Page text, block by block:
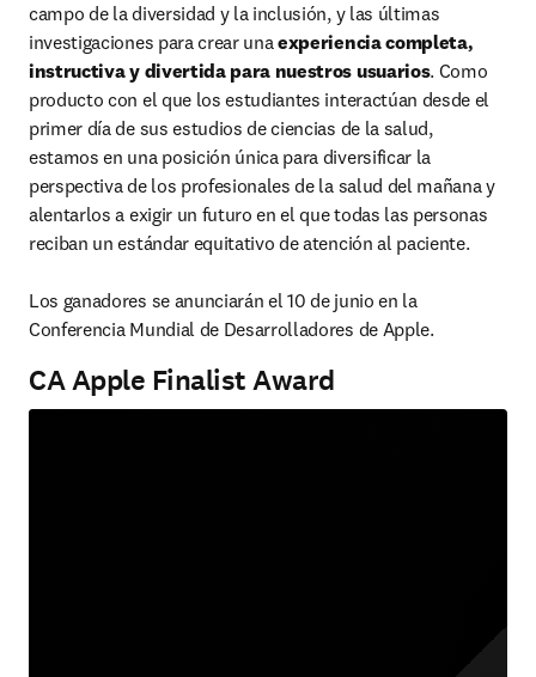
campo de la diversidad y la inclusión, y las últimas
investigaciones para crear una experiencia completa,
instructiva y divertida para nuestros usuarios. Como
producto con el que los estudiantes interactúan desde el
primer día de sus estudios de ciencias de la salud,
estamos en una posición única para diversificar la
perspectiva de los profesionales de la salud del mañana y
alentarlos a exigir un futuro en el que todas las personas
reciban un estándar equitativo de atención al paciente.
Los ganadores se anunciarán el 10 de junio en la
Conferencia Mundial de Desarrolladores de Apple.
CA Apple Finalist Award